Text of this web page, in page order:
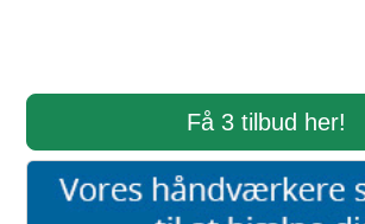
Få 3 tilbud her!